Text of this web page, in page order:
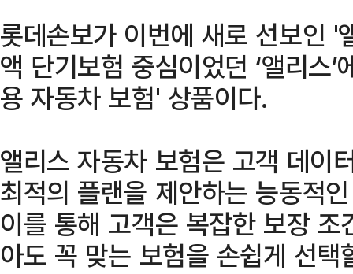
롯데손보가 이번에 새로 선보인
액 단기보험 중심이었던 ‘앨리스
용 자동차 보험' 상품이다.
앨리스 자동차 보험은 고객 데이
최적의 플랜을 제안하는 능동적
이를 통해 고객은 복잡한 보장 조
아도 꼭 맞는 보험을 손쉽게 선택